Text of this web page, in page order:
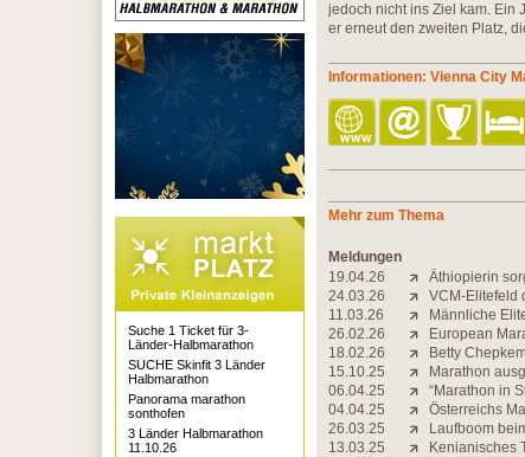
jedoch nicht ins Ziel kam. Ein
er erneut den zweiten Platz,
Informationen: Vienna City
Mehr zum Thema
Meldungen
19.04.26
Äthiopierin
24.03.26
VCM-Elitefeld
11.03.26
Männliche
26.02.26
European
18.02.26
Betty
15.10.25
Marathon
06.04.25
“Marathon in
04.04.25
Österreichs
26.03.25
Laufboom
13.03.25
Kenianisches
Suche 1 Ticket für 3-
Länder-Halbmarathon
SUCHE Skinfit 3 Länder
Halbmarathon
Panorama marathon
sonthofen
3 Länder Halbmarathon
11.10.26